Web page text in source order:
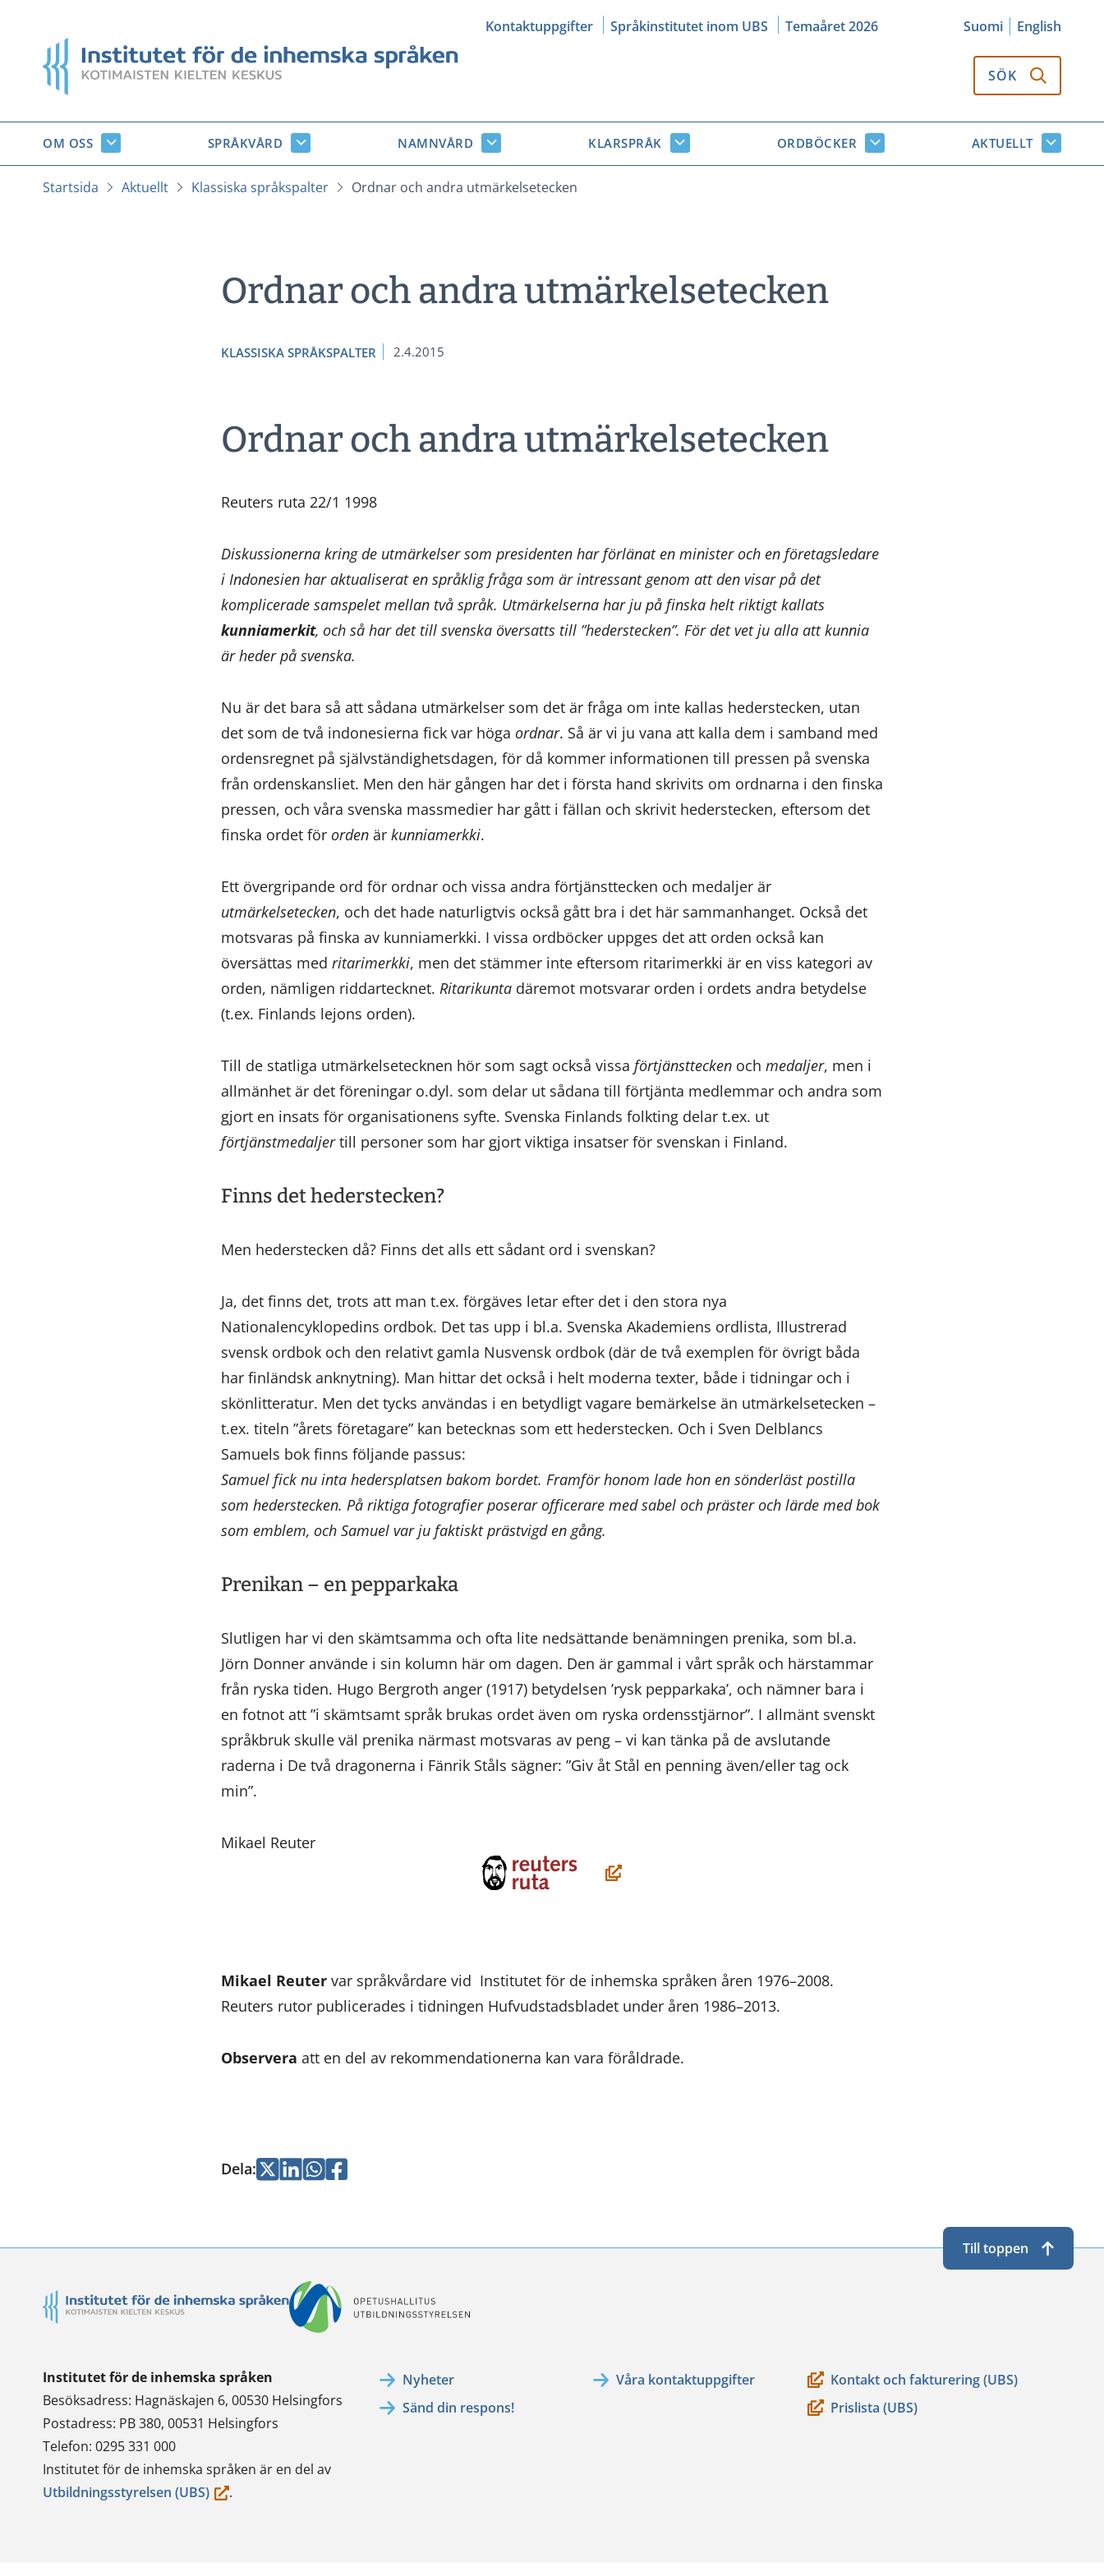
innehåll
Kontaktuppgifter Språkinstitutet inom UBS Temaåret 2026 Suomi
English
Startsida
SÖK
OM OSS
Om
oss
undersidor
SPRÅKVÅRD
Språkvård
undersidor
NAMNVÅRD
Namnvård
undersidor
KLARSPRÅK
Klarspråk
undersidor
ORDBÖCKER
Ordböcker
undersidor
AKTUELLT
Aktuellt
Startsida
Aktuellt Klassiska språkspalter Ordnar och andra utmärkelsetecken
Ordnar och andra utmärkelsetecken
KLASSISKA SPRÅKSPALTER 2.4.2015
Ordnar och andra utmärkelsetecken
Reuters ruta 22/1 1998
Diskussionerna kring de utmärkelser som presidenten har förlänat en minister och en företagsledare
i Indonesien har aktualiserat en språklig fråga som är intressant genom att den visar på det
komplicerade samspelet mellan två språk. Utmärkelserna har ju på finska helt riktigt kallats
kunniamerkit, och så har det till svenska översatts till ”hederstecken”. För det vet ju alla att kunnia
är heder på svenska.
Nu är det bara så att sådana utmärkelser som det är fråga om inte kallas hederstecken, utan
det som de två indonesierna fick var höga ordnar. Så är vi ju vana att kalla dem i samband med
ordensregnet på självständighetsdagen, för då kommer informationen till pressen på svenska
från ordenskansliet. Men den här gången har det i första hand skrivits om ordnarna i den finska
pressen, och våra svenska massmedier har gått i fällan och skrivit hederstecken, eftersom det
finska ordet för ordenär kunniamerkki.
Ett övergripande ord för ordnar och vissa andra förtjänsttecken och medaljer är
utmärkelsetecken, och det hade naturligtvis också gått bra i det här sammanhanget. Också det
motsvaras på finska av kunniamerkki. I vissa ordböcker uppges det att orden också kan
översättas med ritarimerkki, men det stämmer inte eftersom ritarimerkki är en viss kategori av
orden, nämligen riddartecknet. Ritarikuntadäremot motsvarar orden i ordets andra betydelse
(t.ex. Finlands lejons orden).
Till de statliga utmärkelsetecknen hör som sagt också vissa förtjänstteckenoch medaljer, men i
allmänhet är det föreningar o.dyl. som delar ut sådana till förtjänta medlemmar och andra som
gjort en insats för organisationens syfte. Svenska Finlands folkting delar t.ex. ut
förtjänstmedaljertill personer som har gjort viktiga insatser för svenskan i Finland.
Finns det hederstecken?
Men hederstecken då? Finns det alls ett sådant ord i svenskan?
Ja, det finns det, trots att man t.ex. förgäves letar efter det i den stora nya
Nationalencyklopedins ordbok. Det tas upp i bl.a. Svenska Akademiens ordlista, Illustrerad
svensk ordbok och den relativt gamla Nusvensk ordbok (där de två exemplen för övrigt båda
har finländsk anknytning). Man hittar det också i helt moderna texter, både i tidningar och i
skönlitteratur. Men det tycks användas i en betydligt vagare bemärkelse än utmärkelsetecken –
t.ex. titeln ”årets företagare” kan betecknas som ett hederstecken. Och i Sven Delblancs
Samuels bok finns följande passus:
Samuel fick nu inta hedersplatsen bakom bordet. Framför honom lade hon en sönderläst postilla
som hederstecken. På riktiga fotografier poserar officerare med sabel och präster och lärde med bok
som emblem, och Samuel var ju faktiskt prästvigd en gång.
Prenikan – en pepparkaka
Slutligen har vi den skämtsamma och ofta lite nedsättande benämningen prenika, som bl.a.
Jörn Donner använde i sin kolumn här om dagen. Den är gammal i vårt språk och härstammar
från ryska tiden. Hugo Bergroth anger (1917) betydelsen ’rysk pepparkaka’, och nämner bara i
en fotnot att ”i skämtsamt språk brukas ordet även om ryska ordensstjärnor”. I allmänt svenskt
språkbruk skulle väl prenika närmast motsvaras av peng – vi kan tänka på de avslutande
raderna i De två dragonerna i Fänrik Ståls sägner: ”Giv åt Stål en penning även/eller tag ock
min”.
Mikael Reuter
(öppnas
Mikael Reutervar språkvårdare vid Institutet för de inhemska språken åren 1976–2008.
Reuters rutor publicerades i tidningen Hufvudstadsbladet under åren 1986–2013.
Observera att en del av rekommendationerna kan vara föråldrade.
Dela:Jaa Jaa Jaa Jaa
Institutet för de inhemska språken
Besöksadress: Hagnäskajen 6, 00530 Helsingfors
Postadress: PB 380, 00531 Helsingfors
Telefon: 0295 331 000
Institutet för de inhemska språken är en del av
Utbildningsstyrelsen (UBS)(du.
Nyheter
Sänd din respons!
Våra kontaktuppgifter
Kontakt och fakturering (UBS)
Prislista (UBS)
Till toppen